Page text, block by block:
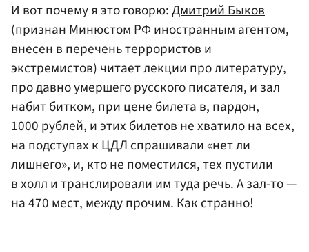
И вот почему я это говорю:Дмитрий Быков
(признан Минюстом РФ иностранным агентом,
внесен в перечень террористов и
экстремистов) читает лекции про литературу,
про давно умершего русского писателя, и зал
набит битком, при цене билета в, пардон,
1000 рублей, и этих билетов не хватило на всех,
на подступах к ЦДЛ спрашивали «нет ли
лишнего», и, кто не поместился, тех пустили
в холл и транслировали им туда речь. А зал-то —
на 470 мест, между прочим. Как странно!